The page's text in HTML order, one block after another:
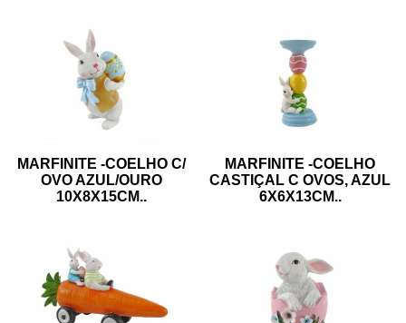
MARFINITE -COELHO C/
OVO AZUL/OURO
10X8X15CM..
MARFINITE -COELHO
CASTIÇAL C OVOS, AZUL
6X6X13CM..